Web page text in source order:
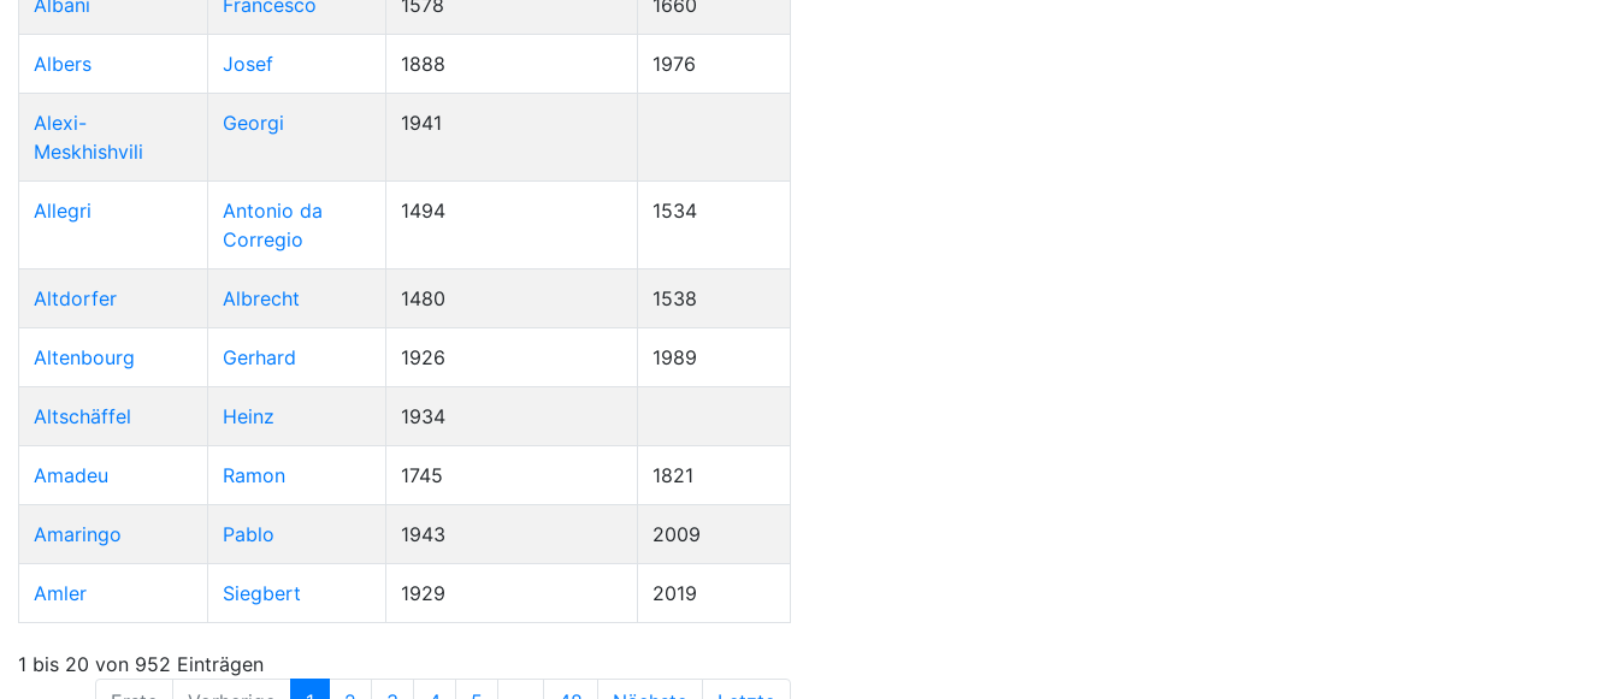
Albani Francesco 1578 1660
Albers Josef 1888 1976
Alexi-
Meskhishvili
Georgi 1941
Allegri
Antonio da
Corregio
1494 1534
Altdorfer Albrecht 1480 1538
Altenbourg Gerhard 1926 1989
Altschäffel Heinz 1934
Amadeu Ramon 1745 1821
Amaringo Pablo 1943 2009
Amler Siegbert 1929 2019
1 bis 20 von 952 Einträgen